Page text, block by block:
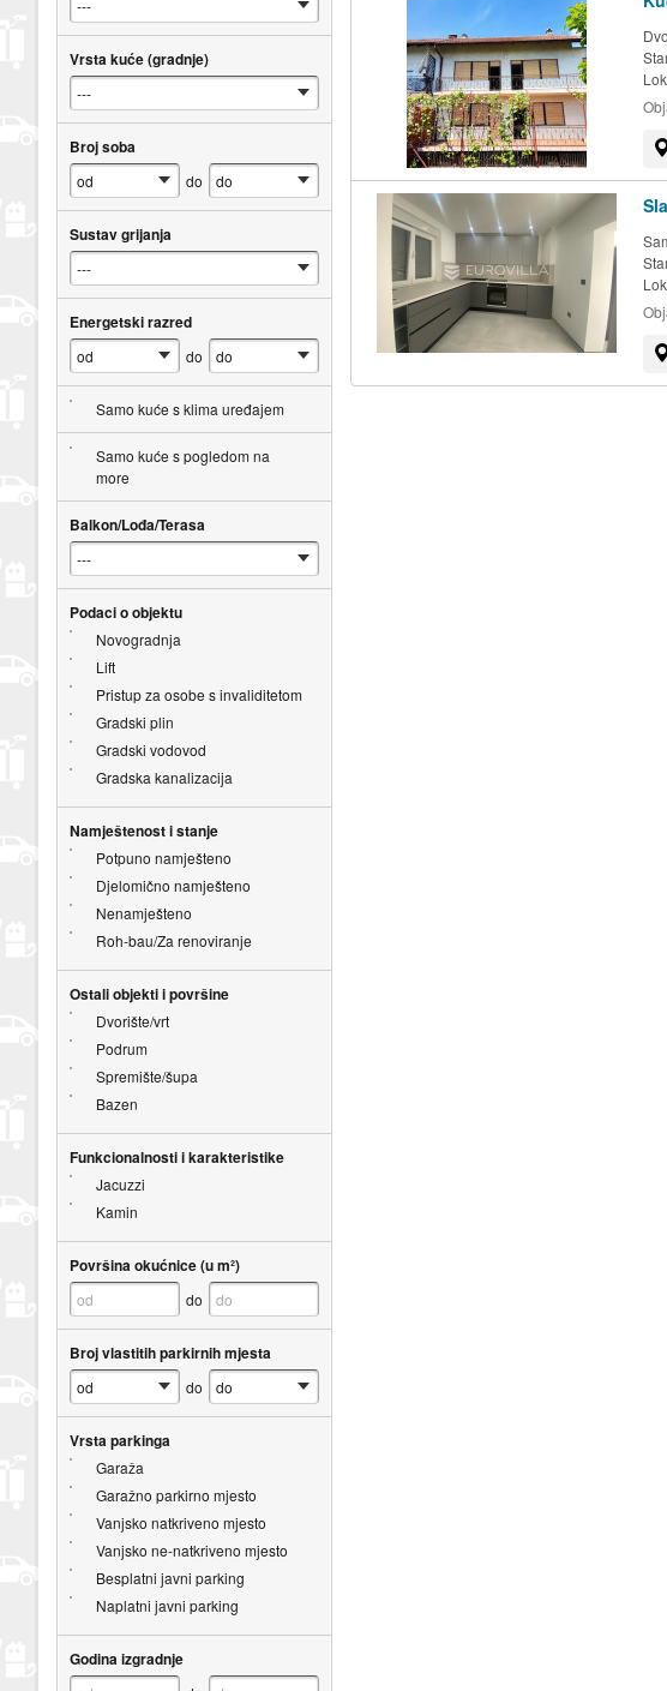
Vrsta kuće (gradnje)
Broj soba
do
Sustav grijanja
Energetski razred
do
Samo kuće s klima uređajem
Samo kuće s pogledom na
more
Balkon/Lođa/Terasa
Podaci o objektu
Novogradnja
Lift
Pristup za osobe s invaliditetom
Gradski plin
Gradski vodovod
Gradska kanalizacija
Namještenost i stanje
Potpuno namješteno
Djelomično namješteno
Nenamješteno
Roh-bau/Za renoviranje
Ostali objekti i površine
Dvorište/vrt
Podrum
Spremište/šupa
Bazen
Funkcionalnosti i karakteristike
Jacuzzi
Kamin
Površina okućnice (u m²)
do
Broj vlastitih parkirnih mjesta
do
Vrsta parkinga
Garaža
Garažno parkirno mjesto
Vanjsko natkriveno mjesto
Vanjsko ne-natkriveno mjesto
Besplatni javni parking
Naplatni javni parking
Godina izgradnje